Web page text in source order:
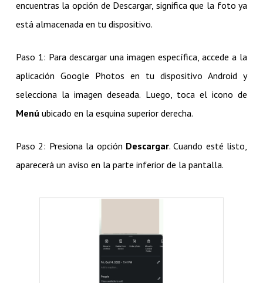
encuentras la opción de Descargar, significa que la foto ya
está almacenada en tu dispositivo.
Paso 1: Para descargar una imagen específica, accede a la
aplicación Google Photos en tu dispositivo Android y
selecciona la imagen deseada. Luego, toca el icono de
Menúubicado en la esquina superior derecha.
Paso 2: Presiona la opción Descargar. Cuando esté listo,
aparecerá un aviso en la parte inferior de la pantalla.